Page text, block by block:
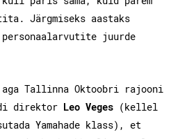
Järgmiseks aastaks
juurde
Tallinna Oktoobri rajooni
direktor Leo Veges (kellel
Yamahade klass), et